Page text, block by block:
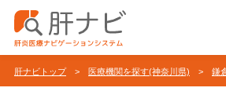
肝ナビトップ> 医療機関を探す(神奈川県) > 鎌